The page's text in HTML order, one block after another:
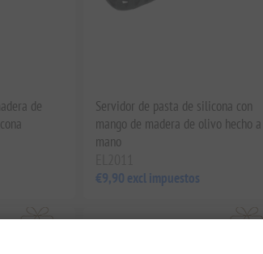
de
Servidor de pasta de silicona con
mango de madera de olivo hecho a
mano
€9,90 excl impuestos